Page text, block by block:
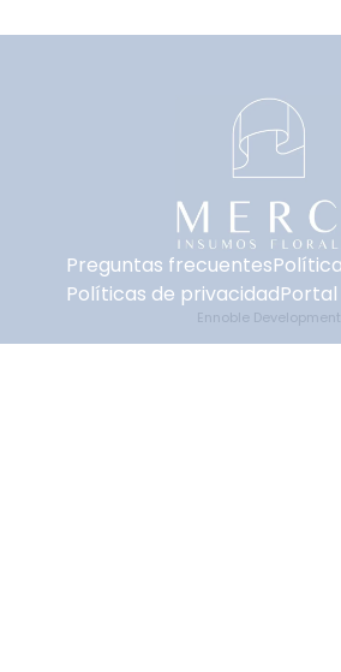
Preguntas frecuentes
Políticas de privacidad
Ennoble Development